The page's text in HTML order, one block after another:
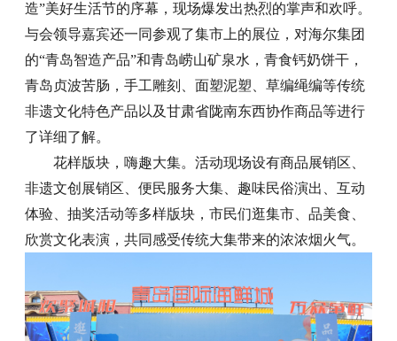
造”美好生活节的序幕，现场爆发出热烈的掌声和欢呼。
与会领导嘉宾还一同参观了集市上的展位，对海尔集团
的“青岛智造产品”和青岛崂山矿泉水，青食钙奶饼干，
青岛贞波苦肠，手工雕刻、面塑泥塑、草编绳编等传统
非遗文化特色产品以及甘肃省陇南东西协作商品等进行
了详细了解。
花样版块，嗨趣大集。活动现场设有商品展销区、
非遗文创展销区、便民服务大集、趣味民俗演出、互动
体验、抽奖活动等多样版块，市民们逛集市、品美食、
欣赏文化表演，共同感受传统大集带来的浓浓烟火气。